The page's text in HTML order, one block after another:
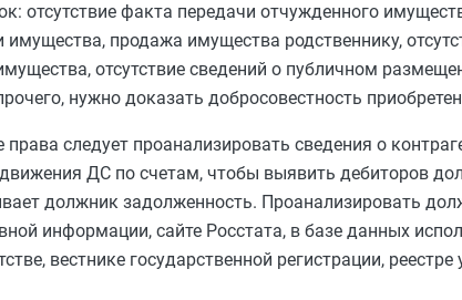
отсутствие факта передачи отчужденного
продажа имущества родственнику,
отсутствие сведений о публичном
нужно доказать добросовестность
следует проанализировать сведения о
движения ДС по счетам, чтобы выявить дебиторов
должник задолженность. Проанализировать
информации, сайте Росстата, в базе данных
вестнике государственной регистрации,